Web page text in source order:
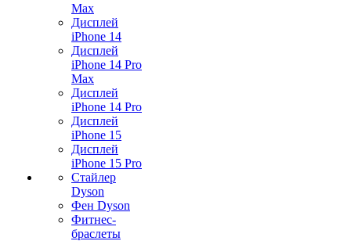
Max
Дисплей
iPhone 14
Дисплей
iPhone 14 Pro
Max
Дисплей
iPhone 14 Pro
Дисплей
iPhone 15
Дисплей
iPhone 15 Pro
Стайлер
Dyson
Фен Dyson
Фитнес-
браслеты